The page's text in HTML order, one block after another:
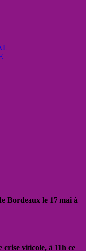
Bordeaux le 17 mai à
crise viticole, à 11h ce